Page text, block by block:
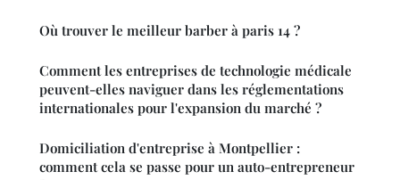
Où trouver le meilleur barber à paris 14 ?
Comment les entreprises de technologie médicale
peuvent-elles naviguer dans les réglementations
internationales pour l'expansion du marché ?
Domiciliation d'entreprise à Montpellier :
comment cela se passe pour un auto-entrepreneur